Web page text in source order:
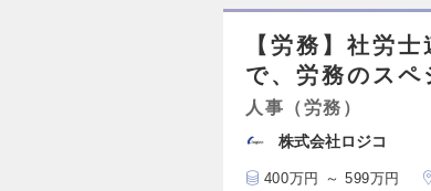
【労務】社労
で、労務のスペ
人事（労務）
株式会社ロジコ
400万円 ～ 599万円